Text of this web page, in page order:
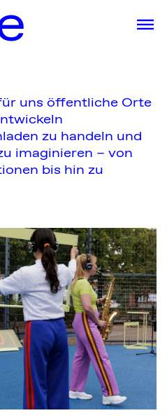
uns öffentliche Orte
zu handeln und
imaginieren – von
bis hin zu